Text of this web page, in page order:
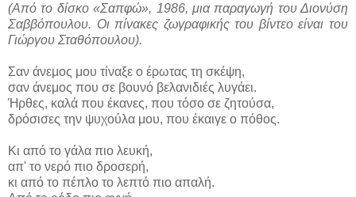
(Από το δίσκο «Σαπφώ», 1986, μια παραγωγή του Διονύση
Σαββόπουλου. Οι πίνακες ζωγραφικής του βίντεο είναι του
Γιώργου Σταθόπουλου).
Σαν άνεμος μου τίναξε ο έρωτας τη σκέψη,
σαν άνεμος που σε βουνό βελανιδιές λυγάει.
Ήρθες, καλά που έκανες, που τόσο σε ζητούσα,
δρόσισες την ψυχούλα μου, που έκαιγε ο πόθος.
Κι από το γάλα πιο λευκή,
απ' το νερό πιο δροσερή,
κι από το πέπλο το λεπτό πιο απαλή.